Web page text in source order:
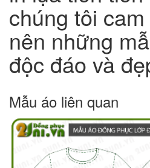
chúng tôi
nên những
độc đáo và
Mẫu áo liên quan